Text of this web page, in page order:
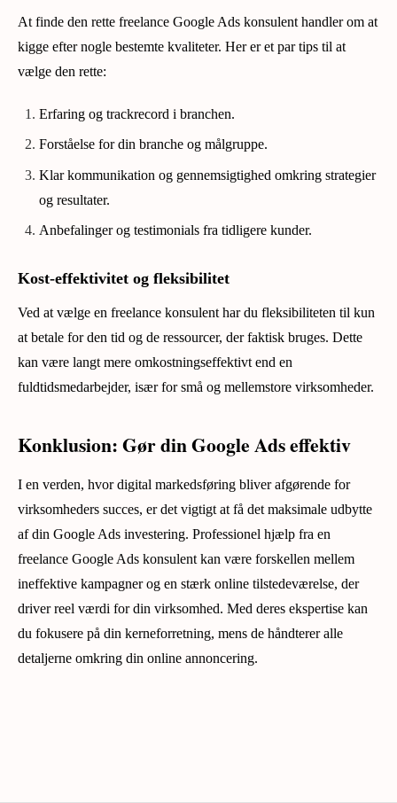
At finde den rette freelance Google Ads konsulent handler om at
kigge efter nogle bestemte kvaliteter. Her er et par tips til at
vælge den rette:
Erfaring og trackrecord i branchen.
Forståelse for din branche og målgruppe.
Klar kommunikation og gennemsigtighed omkring strategier
og resultater.
Anbefalinger og testimonials fra tidligere kunder.
Kost-effektivitet og fleksibilitet
Ved at vælge en freelance konsulent har du fleksibiliteten til kun
at betale for den tid og de ressourcer, der faktisk bruges. Dette
kan være langt mere omkostningseffektivt end en
fuldtidsmedarbejder, især for små og mellemstore virksomheder.
Konklusion: Gør din Google Ads effektiv
I en verden, hvor digital markedsføring bliver afgørende for
virksomheders succes, er det vigtigt at få det maksimale udbytte
af din Google Ads investering. Professionel hjælp fra en
freelance Google Ads konsulent kan være forskellen mellem
ineffektive kampagner og en stærk online tilstedeværelse, der
driver reel værdi for din virksomhed. Med deres ekspertise kan
du fokusere på din kerneforretning, mens de håndterer alle
detaljerne omkring din online annoncering.